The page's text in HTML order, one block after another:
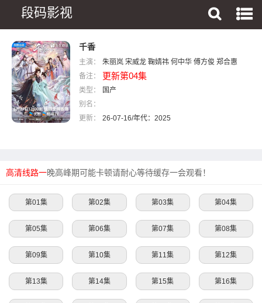
段码影视
千香
主演： 朱丽岚 宋威龙 鞠婧祎 何中华 傅方俊 郑合惠
子 叶盛佳 薛八一
备注： 更新第04集
类型：
国产
别名：
更新：
26-07-16/年代：2025
高清线路一晚高峰期可能卡顿请耐心等待缓存一会观看！
第01集 第02集 第03集 第04集
第05集 第06集 第07集 第08集
第09集 第10集 第11集 第12集
第13集 第14集 第15集 第16集